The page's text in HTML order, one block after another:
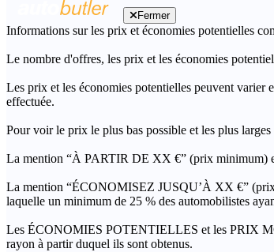
Fermer
Informations sur les prix et économies potentielles
Le nombre d'offres, les prix et les économies
Les prix et les économies potentielles peuvent varier
effectuée.
Pour voir le prix le plus bas possible et les plus
La mention “À PARTIR DE XX €” (prix minimum)
La mention “ÉCONOMISEZ JUSQU’À XX €” (prix
laquelle un minimum de 25 % des automobilistes
Les ÉCONOMIES POTENTIELLES et les PRIX
rayon à partir duquel ils sont obtenus.